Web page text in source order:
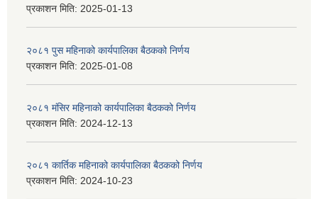
प्रकाशन मिति: 2025-01-13
२०८१ पुस महिनाको कार्यपालिका बैठकको निर्णय
प्रकाशन मिति: 2025-01-08
२०८१ मंसिर महिनाको कार्यपालिका बैठकको निर्णय
प्रकाशन मिति: 2024-12-13
२०८१ कार्तिक महिनाको कार्यपालिका बैठकको निर्णय
प्रकाशन मिति: 2024-10-23